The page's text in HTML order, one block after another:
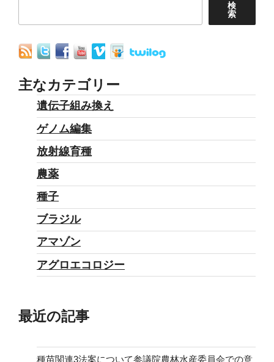
検
索
主なカテゴリー
遺伝子組み換え
ゲノム編集
放射線育種
農薬
種子
ブラジル
アマゾン
アグロエコロジー
最近の記事
種苗関連3法案について参議院農林水産委員会での意